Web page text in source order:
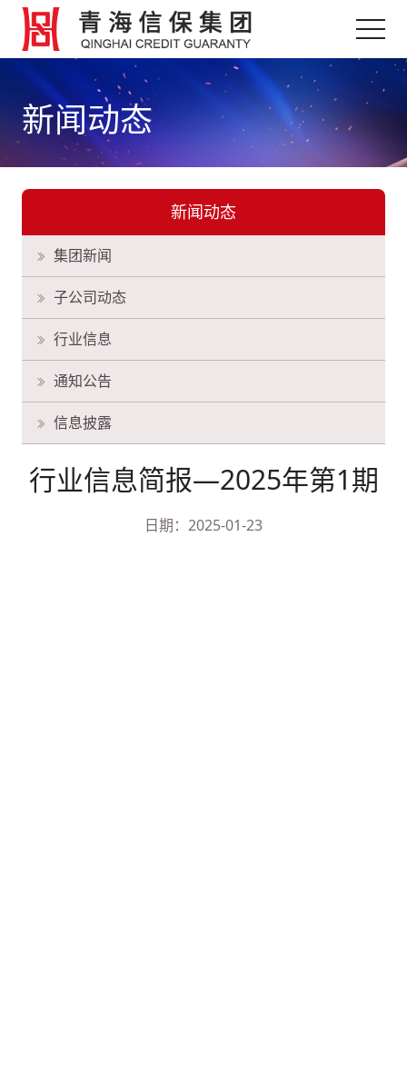
新闻动态
新闻动态
集团新闻
子公司动态
行业信息
通知公告
信息披露
行业信息简报—2025年第1期
日期：2025-01-23